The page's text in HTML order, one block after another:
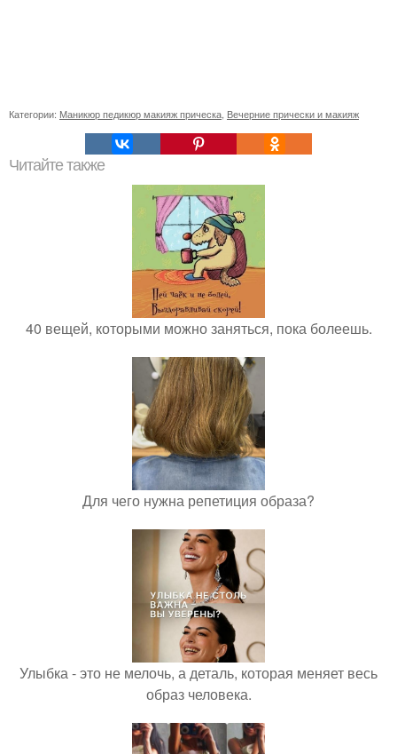
Категории: Маникюр педикюр макияж прическа Вечерние прически и макияж
Читайте также
40 вещей, которыми можно заняться, пока болеешь.
Для чего нужна репетиция образа?
Улыбка - это не мелочь, а деталь, которая меняет весь
образ человека.